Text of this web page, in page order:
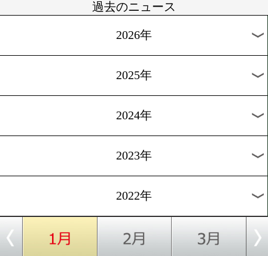
[天才少年を探せ]2016.9.29
噂の高校生登場!未来の怪
った男
[天才少年を探せ]2016.9.28
[戦いたい女たち]2016.9.25
に密着